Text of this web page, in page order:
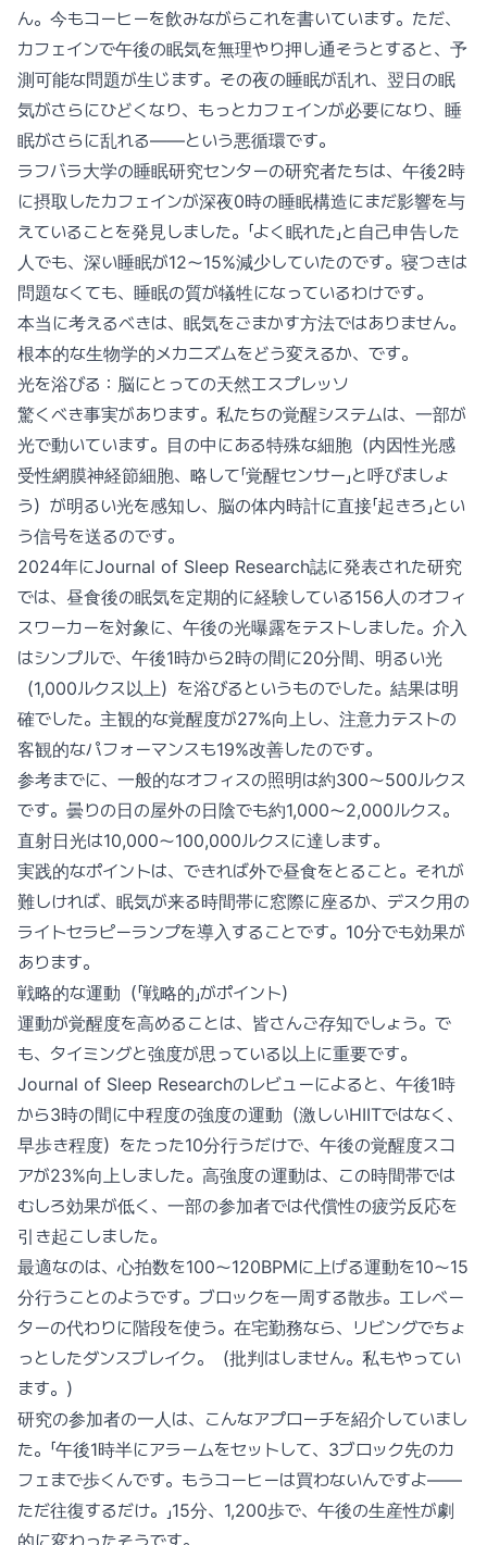
ん。今もコーヒーを飲みながらこれを書いています。ただ、
カフェインで午後の眠気を無理やり押し通そうとすると、予
測可能な問題が生じます。その夜の睡眠が乱れ、翌日の眠
気がさらにひどくなり、もっとカフェインが必要になり、睡
眠がさらに乱れる——という悪循環です。
ラフバラ大学の睡眠研究センターの研究者たちは、午後2時
に摂取したカフェインが深夜0時の睡眠構造にまだ影響を与
えていることを発見しました。「よく眠れた」と自己申告した
人でも、深い睡眠が12〜15%減少していたのです。寝つきは
問題なくても、睡眠の質が犠牲になっているわけです。
本当に考えるべきは、眠気をごまかす方法ではありません。
根本的な生物学的メカニズムをどう変えるか、です。
光を浴びる：脳にとっての天然エスプレッソ
驚くべき事実があります。私たちの覚醒システムは、一部が
光で動いています。目の中にある特殊な細胞（内因性光感
受性網膜神経節細胞、略して「覚醒センサー」と呼びましょ
う）が明るい光を感知し、脳の体内時計に直接「起きろ」とい
う信号を送るのです。
2024年にJournal of Sleep Research誌に発表された研究
では、昼食後の眠気を定期的に経験している156人のオフィ
スワーカーを対象に、午後の光曝露をテストしました。介入
はシンプルで、午後1時から2時の間に20分間、明るい光
（1,000ルクス以上）を浴びるというものでした。結果は明
確でした。主観的な覚醒度が27%向上し、注意力テストの
客観的なパフォーマンスも19%改善したのです。
参考までに、一般的なオフィスの照明は約300〜500ルクス
です。曇りの日の屋外の日陰でも約1,000〜2,000ルクス。
直射日光は10,000〜100,000ルクスに達します。
実践的なポイントは、できれば外で昼食をとること。それが
難しければ、眠気が来る時間帯に窓際に座るか、デスク用の
ライトセラピーランプを導入することです。10分でも効果が
あります。
戦略的な運動（「戦略的」がポイント）
運動が覚醒度を高めることは、皆さんご存知でしょう。で
も、タイミングと強度が思っている以上に重要です。
Journal of Sleep Researchのレビューによると、午後1時
から3時の間に中程度の強度の運動（激しいHIITではなく、
早歩き程度）をたった10分行うだけで、午後の覚醒度スコ
アが23%向上しました。高強度の運動は、この時間帯では
むしろ効果が低く、一部の参加者では代償性の疲労反応を
引き起こしました。
最適なのは、心拍数を100〜120BPMに上げる運動を10〜15
分行うことのようです。ブロックを一周する散歩。エレベー
ターの代わりに階段を使う。在宅勤務なら、リビングでちょ
っとしたダンスブレイク。（批判はしません。私もやってい
ます。）
研究の参加者の一人は、こんなアプローチを紹介していまし
た。「午後1時半にアラームをセットして、3ブロック先のカ
フェまで歩くんです。もうコーヒーは買わないんですよ——
ただ往復するだけ。」15分、1,200歩で、午後の生産性が劇
的に変わったそうです。